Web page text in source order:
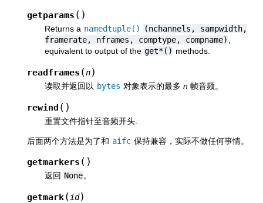
getparams ( )
Returns a namedtuple() (nchannels,
sampwidth,
framerate,
nframes, comptype, compname)
equivalent to output of the get*() methods.
readframes (n)
读取并返回以 bytes 对象表示的最多 n 帧音频。
rewind ( )
重置文件指针至音频开头.
后面两个方法是为了和 aifc 保持兼容，实际不做任何事情。
getmarkers ( )
返回 None。
getmark( id)